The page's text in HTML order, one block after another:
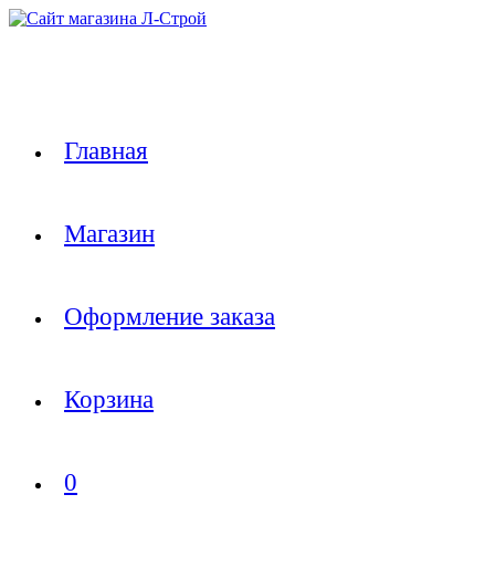
Перейти
Главная
Магазин
Оформление заказа
Корзина
0